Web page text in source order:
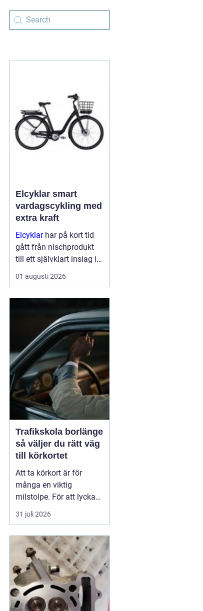
Elcyklar smart
vardagscykling med
extra kraft
Elcyklarhar på kort tid
gått från nischprodukt
till ett självklart inslag i
många städer och
samhällen.
elassistans gör det
enklare att välja cykeln i
01 augusti 2026
Trafikskola borlänge
så väljer du rätt väg
till körkortet
Att ta körkort är för
många en viktig
milstolpe. För att lyckas
på ett tryggt och
effektivt sätt spelar valet
Den som söker en
Trafikskola Borlänge
möter i dag många
alternativ, med a...
31 juli 2026